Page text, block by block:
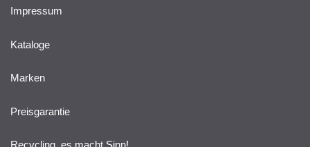
Impressum
Kataloge
Marken
Preisgarantie
Recycling, es macht Sinn!